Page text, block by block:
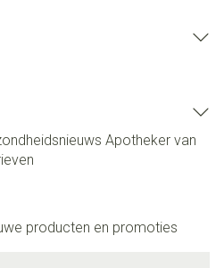
Apotheker van
producten en promoties